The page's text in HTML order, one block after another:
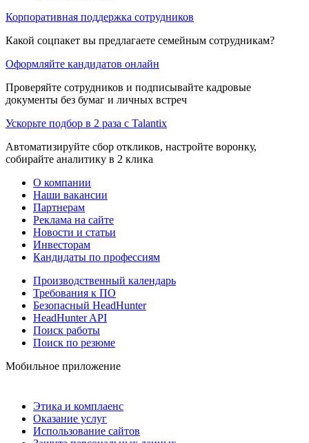
Корпоративная поддержка сотрудников
Какой соцпакет вы предлагаете семейным сотрудникам?
Оформляйте кандидатов онлайн
Проверяйте сотрудников и подписывайте кадровые
документы без бумаг и личных встреч
Ускорьте подбор в 2 раза с Talantix
Автоматизируйте сбор откликов, настройте воронку,
собирайте аналитику в 2 клика
О компании
Наши вакансии
Партнерам
Реклама на сайте
Новости и статьи
Инвесторам
Кандидаты по профессиям
Производственный календарь
Требования к ПО
Безопасный HeadHunter
HeadHunter API
Поиск работы
Поиск по резюме
Мобильное приложение
Этика и комплаенс
Оказание услуг
Использование сайтов